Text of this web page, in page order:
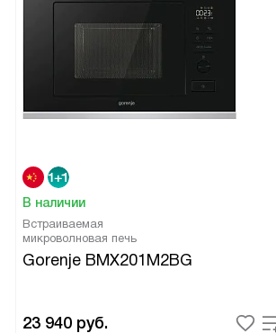
В наличии
Встраиваемая
микроволновая печь
Gorenje BMX201M2BG
23 940 руб.